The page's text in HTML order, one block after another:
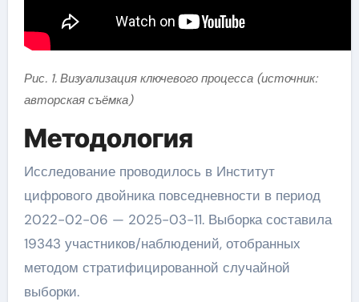
Рис. 1. Визуализация ключевого процесса (источник:
авторская съёмка)
Методология
Исследование проводилось в Институт
цифрового двойника повседневности в период
2022-02-06 — 2025-03-11. Выборка составила
19343 участников/наблюдений, отобранных
методом стратифицированной случайной
выборки.